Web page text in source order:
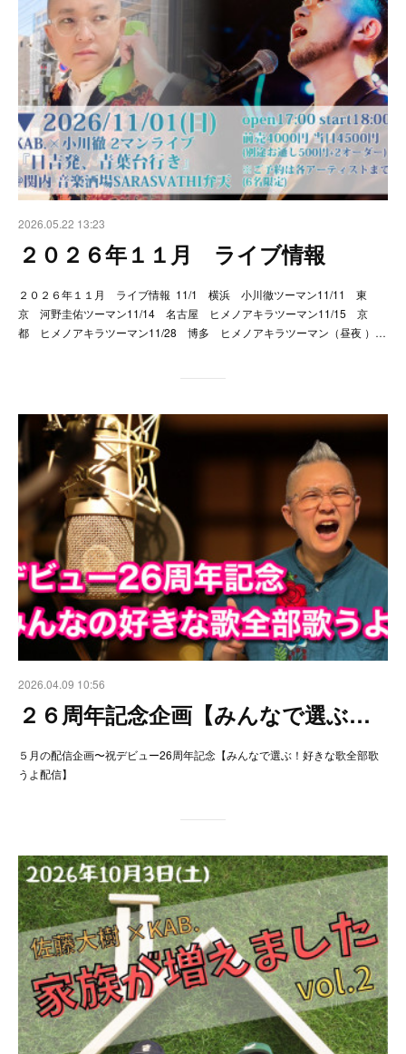
2026.05.22 13:23
２０２６年１１月 ライブ情報
２０２６年１１月 ライブ情報 11/1 横浜 小川徹ツーマン11/11 東
京 河野圭佑ツーマン11/14 名古屋 ヒメノアキラツーマン11/15 京
都 ヒメノアキラツーマン11/28 博多 ヒメノアキラツーマン（昼夜 ）…
2026.04.09 10:56
２６周年記念企画【みんなで選ぶ…
５月の配信企画〜祝デビュー26周年記念【みんなで選ぶ！好きな歌全部歌
うよ配信】